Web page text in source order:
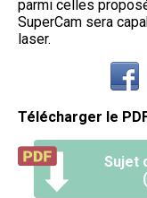
parmi celles
SuperCam sera
laser.
Télécharger le
Sujet